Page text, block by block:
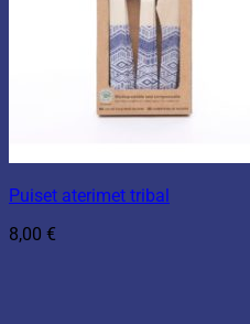
Puiset aterimet tribal
8,00 €